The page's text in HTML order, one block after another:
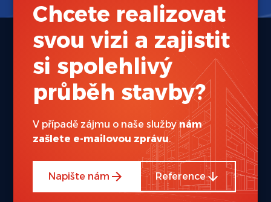
Chcete realizovat
svou vizi a zajistit
si spolehlivý
průběh stavby?
V případě zájmu o naše službynám
zašlete e-mailovou zprávu.
Napište nám Reference